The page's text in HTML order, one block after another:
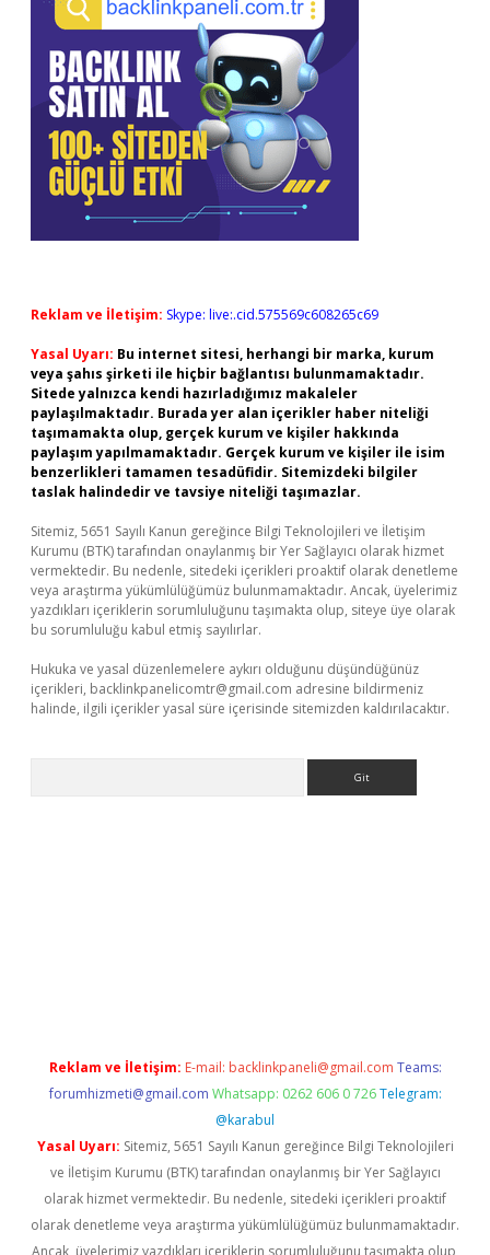
Reklam ve İletişim: Skype: live:.cid.575569c608265c69
Yasal Uyarı: Bu internet sitesi, herhangi bir marka, kurum
veya şahıs şirketi ile hiçbir bağlantısı bulunmamaktadır.
Sitede yalnızca kendi hazırladığımız makaleler
paylaşılmaktadır. Burada yer alan içerikler haber niteliği
taşımamakta olup, gerçek kurum ve kişiler hakkında
paylaşım yapılmamaktadır. Gerçek kurum ve kişiler ile isim
benzerlikleri tamamen tesadüfidir. Sitemizdeki bilgiler
taslak halindedir ve tavsiye niteliği taşımazlar.
Sitemiz, 5651 Sayılı Kanun gereğince Bilgi Teknolojileri ve İletişim
Kurumu (BTK) tarafından onaylanmış bir Yer Sağlayıcı olarak hizmet
vermektedir. Bu nedenle, sitedeki içerikleri proaktif olarak denetleme
veya araştırma yükümlülüğümüz bulunmamaktadır. Ancak, üyelerimiz
yazdıkları içeriklerin sorumluluğunu taşımakta olup, siteye üye olarak
bu sorumluluğu kabul etmiş sayılırlar.
Hukuka ve yasal düzenlemelere aykırı olduğunu düşündüğünüz
içerikleri, backlinkpanelicomtr@gmail.com adresine bildirmeniz
halinde, ilgili içerikler yasal süre içerisinde sitemizden kaldırılacaktır.
Reklam ve İletişim: E-mail: backlinkpaneli@gmail.com Teams:
forumhizmeti@gmail.com Whatsapp: 0262 606 0 726 Telegram:
@karabul
Yasal Uyarı: Sitemiz, 5651 Sayılı Kanun gereğince Bilgi Teknolojileri
ve İletişim Kurumu (BTK) tarafından onaylanmış bir Yer Sağlayıcı
olarak hizmet vermektedir. Bu nedenle, sitedeki içerikleri proaktif
olarak denetleme veya araştırma yükümlülüğümüz bulunmamaktadır.
Ancak, üyelerimiz yazdıkları içeriklerin sorumluluğunu taşımakta olup,